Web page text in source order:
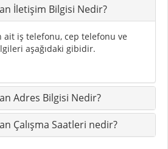
İletişim Bilgisi Nedir?
ait iş telefonu, cep telefonu ve
aşağıdaki gibidir.
Adres Bilgisi Nedir?
Çalışma Saatleri nedir?